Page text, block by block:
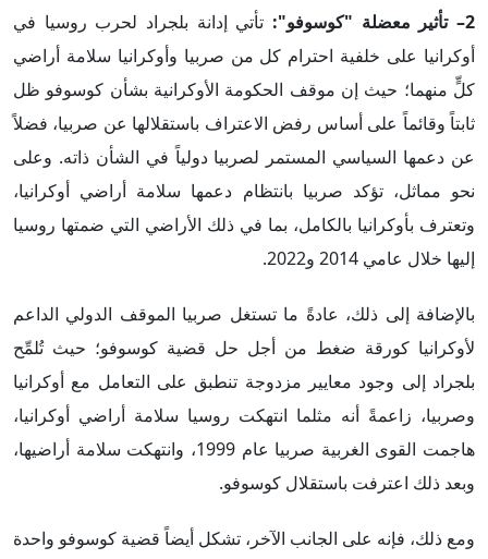
2– تأثير معضلة "كوسوفو":
تأتي إدانة بلجراد لحرب روسيا في
أوكرانيا على خلفية احترام كل من صربيا وأوكرانيا سلامة أراضي
كلٍّ منهما؛ حيث إن موقف الحكومة الأوكرانية بشأن كوسوفو ظل
ثابتاً وقائماً على أساس رفض الاعتراف باستقلالها عن صربيا، فضلاً
عن دعمها السياسي المستمر لصربيا دولياً في الشأن ذاته. وعلى
نحو مماثل، تؤكد صربيا بانتظام دعمها سلامة أراضي أوكرانيا،
وتعترف بأوكرانيا بالكامل، بما في ذلك الأراضي التي ضمتها روسيا
إليها خلال عامي 2014 و2022.
بالإضافة إلى ذلك، عادةً ما تستغل صربيا الموقف الدولي الداعم
لأوكرانيا كورقة ضغط من أجل حل قضية كوسوفو؛ حيث تُلمِّح
بلجراد إلى وجود معايير مزدوجة تنطبق على التعامل مع أوكرانيا
وصربيا، زاعمةً أنه مثلما انتهكت روسيا سلامة أراضي أوكرانيا،
هاجمت القوى الغربية صربيا عام 1999، وانتهكت سلامة أراضيها،
وبعد ذلك اعترفت باستقلال كوسوفو.
ومع ذلك، فإنه على الجانب الآخر، تشكل أيضاً قضية كوسوفو واحدة